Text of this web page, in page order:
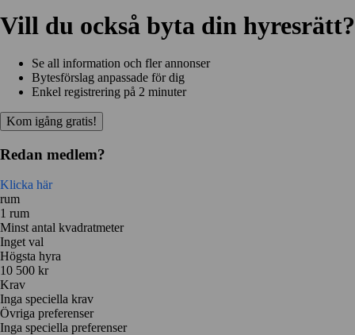
Vill du också byta din hyresrätt?
Se all information och fler annonser
Bytesförslag anpassade för dig
Enkel registrering på 2 minuter
Kom igång gratis!
Redan medlem?
Klicka här
rum
1 rum
Minst antal kvadratmeter
Inget val
Högsta hyra
10 500 kr
Krav
Inga speciella krav
Övriga preferenser
Inga speciella preferenser